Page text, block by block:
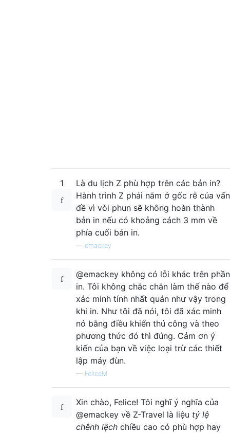
1
Là du lịch Z phù hợp trên các bản in?
Hành trình Z phải nằm ở gốc rễ của vấn
đề vì vòi phun sẽ không hoàn thành
bản in nếu có khoảng cách 3 mm về
phía cuối bản in.
emackey
@emackey không có lỗi khác trên phần
in. Tôi không chắc chắn làm thế nào để
xác minh tính nhất quán như vậy trong
khi in. Như tôi đã nói, tôi đã xác minh
nó bằng điều khiển thủ công và theo
phương thức đó thì đúng. Cảm ơn ý
kiến ​​của bạn về việc loại trừ các thiết
lập máy đùn.
— FeliceM
Xin chào, Felice! Tôi nghĩ ý nghĩa của
@emackey về Z-Travel là liệu tỷ lệ
chênh lệch chiều cao có phù hợp hay